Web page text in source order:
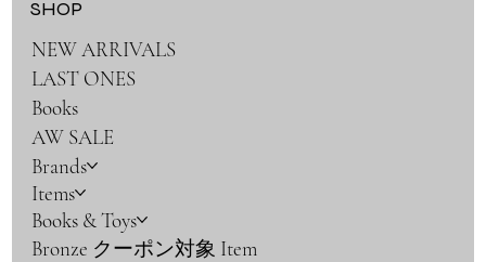
SHOP
NEW ARRIVALS
LAST ONES
Books
AW SALE
Brands
Items
Books & Toys
Bronze クーポン対象 Item